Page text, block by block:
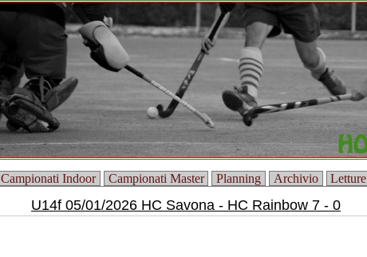
Campionati Indoor Campionati Master Planning Archivio Letture
U14f 05/01/2026 HC Savona - HC Rainbow 7 - 0